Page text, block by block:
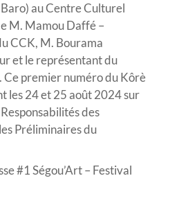
au Centre Culturel
M. Mamou Daffé –
CCK, M. Bourama
et le représentant du
Ce premier numéro du Kôrè
les 24 et 25 août 2024 sur
des
Préliminaires du
#1 Ségou’Art – Festival